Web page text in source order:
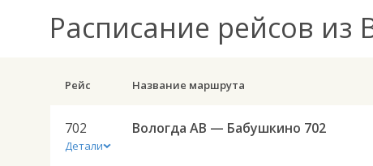
Расписание рейсов из
Рейс Название маршрута
702
Детали
Вологда АВ — Бабушкино 702